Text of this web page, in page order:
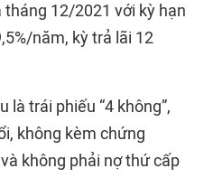
12/2021 với kỳ hạn
năm, kỳ trả lãi 12
là trái phiếu “4 không”,
không kèm chứng
không phải nợ thứ cấp